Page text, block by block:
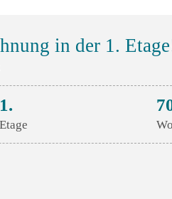
in der 1.
1.
Etage